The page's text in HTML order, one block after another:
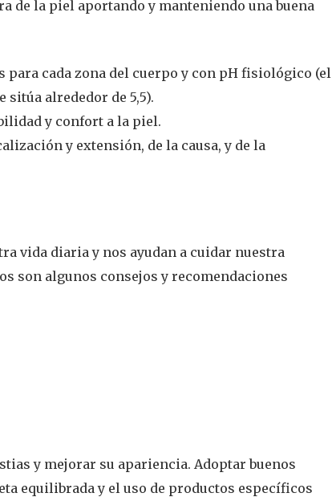
de la piel aportando y manteniendo una buena
para cada zona del cuerpo y con pH fisiológico (el
sitúa alrededor de 5,5).
y confort a la piel.
y extensión, de la causa, y de la
vida diaria y nos ayudan a cuidar nuestra
son algunos consejos y recomendaciones
y mejorar su apariencia. Adoptar buenos
equilibrada y el uso de productos específicos